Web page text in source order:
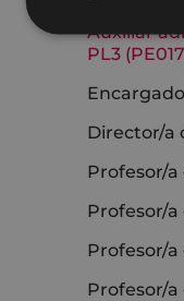
Auxiliar
PL3
Director/a
Profesor/a
Profesor/a
Profesor/a
Profesor/a